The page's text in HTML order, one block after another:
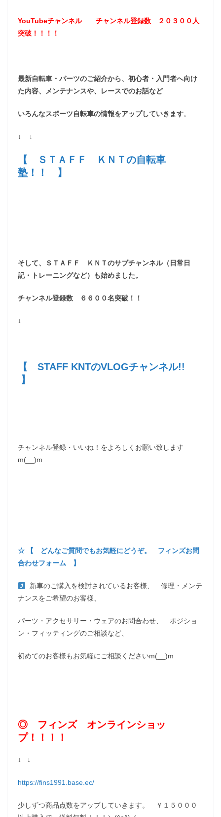
YouTubeチャンネル チャンネル登録数 ２０３ ００ 人
突破！！！！
最新自転車・パーツのご紹介から、初心者・入門者へ向け
た内容、メンテナンスや、レースでのお話など
いろんなスポーツ自転車の情報をアップしていきます。
↓ ↓
【 ＳＴＡＦＦ ＫＮＴの自転車
塾！！ 】
そして、ＳＴＡＦＦ ＫＮＴのサブチャンネル（日常日
記・トレーニングなど）も始めました。
チャンネル登録数 ６６００名突破！！
↓
【 STAFF KNTのVLOGチャンネル!!
】
チャンネル登録・いいね！をよろしくお願い致します
m(__)m
☆ 【 どんなご質問でもお気軽にどうぞ。 フィンズお問
合わせフォーム 】
新車のご購入を検討されているお客様、 修理・メンテ
ナンスをご希望のお客様、
パーツ・アクセサリー・ウェアのお問合わせ、 ポジショ
ン・フィッティングのご相談など、
初めてのお客様もお気軽にご相談くださいm(__)m
◎ フィンズ オンラインショッ
プ！！！！
↓ ↓
https://fins1991.base.ec/
少しずつ商品点数をアップしていきます。 ￥１５０００